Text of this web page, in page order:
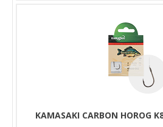
KAMASAKI CARBON HOROG